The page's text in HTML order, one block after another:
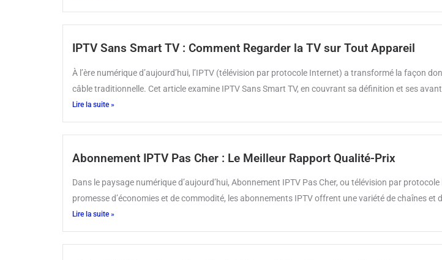
IPTV Sans Smart TV : Comment Regarder la TV sur Tout Appareil
À l’ère numérique d’aujourd’hui, l’IPTV (télévision par protocole Internet) a transformé la façon
câble traditionnelle. Cet article examine IPTV Sans Smart TV, en couvrant sa définition et ses
Lire la suite »
Abonnement IPTV Pas Cher : Le Meilleur Rapport Qualité-Prix
Dans le paysage numérique d’aujourd’hui, Abonnement IPTV Pas Cher, ou télévision par
promesse d’économies et de commodité, les abonnements IPTV offrent une variété de chaînes
Lire la suite »